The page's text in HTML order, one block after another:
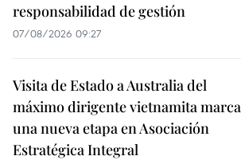
responsabilidad de gestión
07/08/2026 09:27
Visita de Estado a Australia del
máximo dirigente vietnamita marca
una nueva etapa en Asociación
Estratégica Integral